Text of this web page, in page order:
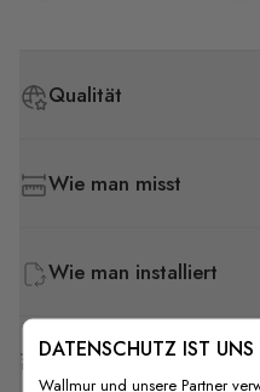
Qualität
Wie man misst
Wie man installiert
Versand & Rückgabe
DATENSCHUTZ IST
Wallmur und unsere Partner